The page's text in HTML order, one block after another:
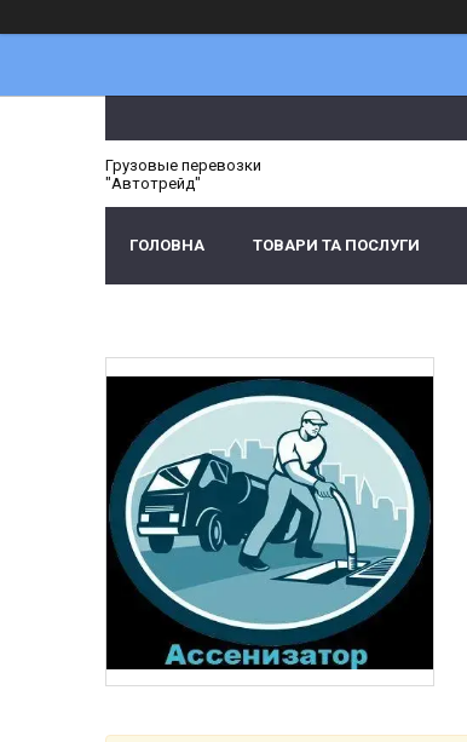
Грузовые перевозки
"Автотрейд"
ГОЛОВНА ТОВАРИ ТА ПОСЛУГИ